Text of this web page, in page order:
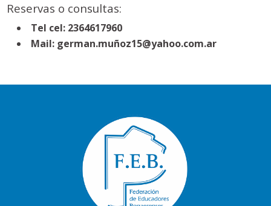
Reservas o consultas:
Tel cel: 2364617960
Mail: german.muñoz15@yahoo.com.ar